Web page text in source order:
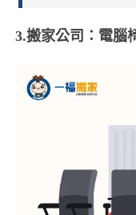
3.搬家公司：電腦